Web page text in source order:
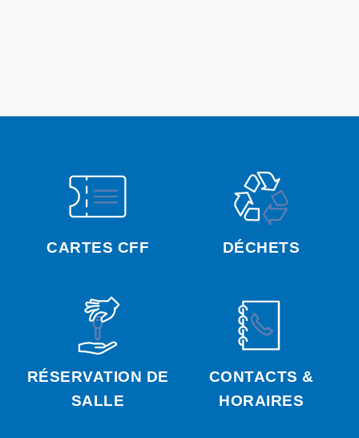
CARTES CFF DÉCHETS
RÉSERVATION DE
SALLE
CONTACTS &
HORAIRES